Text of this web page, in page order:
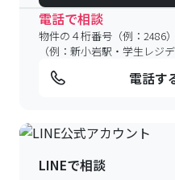
電話で相談
物件の４桁番号（例：2486
（例：新小岩駅・学生レジ
電話す
LINEで相談